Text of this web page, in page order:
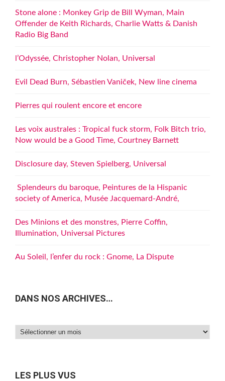
Stone alone : Monkey Grip de Bill Wyman, Main
Offender de Keith Richards, Charlie Watts & Danish
Radio Big Band
l’Odyssée, Christopher Nolan, Universal
Evil Dead Burn, Sébastien Vaniček, New line cinema
Pierres qui roulent encore et encore
Les voix australes : Tropical fuck storm, Folk Bitch trio,
Now would be a Good Time, Courtney Barnett
Disclosure day, Steven Spielberg, Universal
Splendeurs du baroque, Peintures de la Hispanic
society of America, Musée Jacquemard-André,
Des Minions et des monstres, Pierre Coffin,
Illumination, Universal Pictures
Au Soleil, l’enfer du rock : Gnome, La Dispute
DANS NOS ARCHIVES…
Dans
LES PLUS VUS